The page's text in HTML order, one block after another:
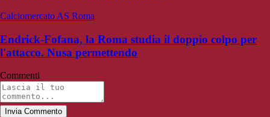
Calciomercato AS Roma
Endrick-Fofana, la Roma studia il doppio colpo per
l'attacco. Nusa permettendo
Commenti
Invia Commento